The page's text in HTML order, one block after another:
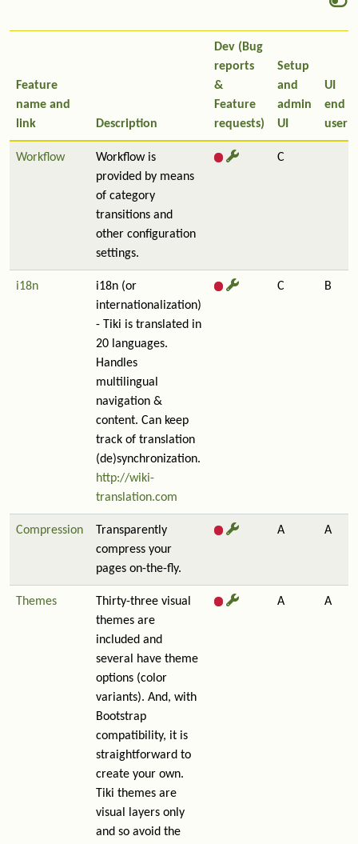
Feature
name and
link
Description
Dev (Bug
reports
&
Feature
requests)
Setup
and
admin
UI
UI
end
user
Workflow
Workflow is
provided by means
of category
transitions and
other configuration
settings.
C
i18n
i18n (or
internationalization)
- Tiki is translated in
20 languages.
Handles
multilingual
navigation &
content. Can keep
track of translation
(de)synchronization.
http://wiki-
translation.com
C B
Compression
Transparently
compress your
pages on-the-fly.
A A
Themes
Thirty-three visual
themes are
included and
several have theme
options (color
variants). And, with
Bootstrap
compatibility, it is
straightforward to
create your own.
Tiki themes are
visual layers only
and so avoid the
A A